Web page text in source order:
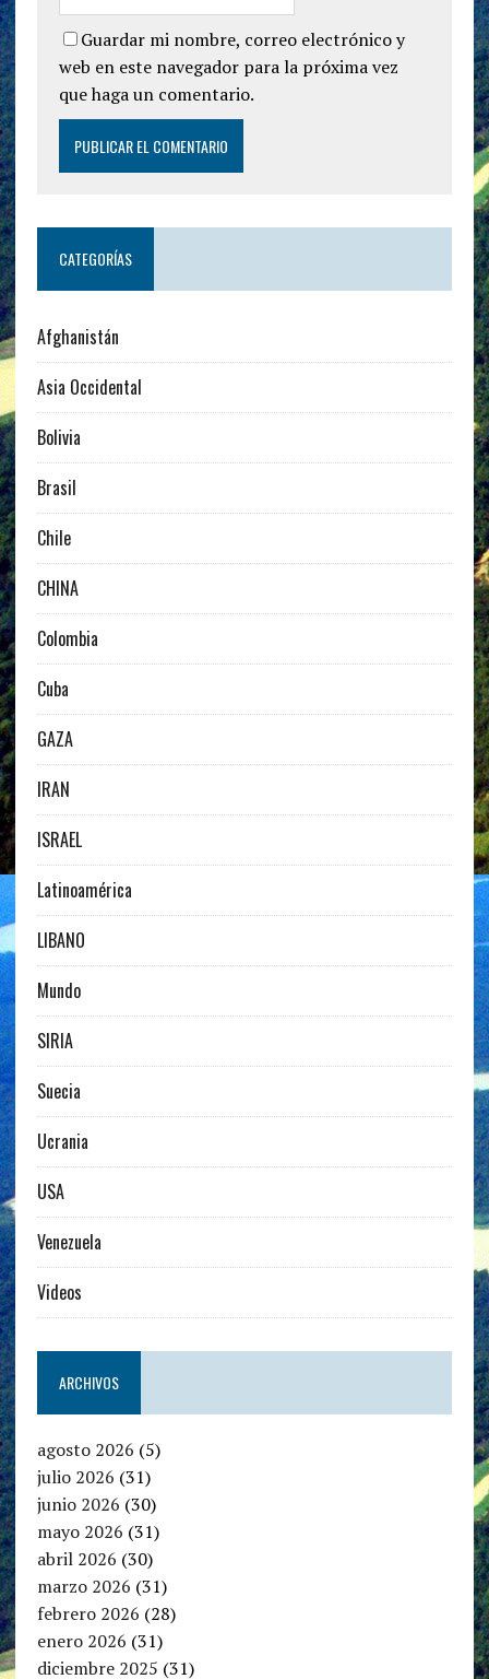
Guardar mi nombre, correo electrónico y
web en este navegador para la próxima vez
que haga un comentario.
CATEGORÍAS
Afghanistán
Asia Occidental
Bolivia
Brasil
Chile
CHINA
Colombia
Cuba
GAZA
IRAN
ISRAEL
Latinoamérica
LIBANO
Mundo
SIRIA
Suecia
Ucrania
USA
Venezuela
Videos
ARCHIVOS
agosto 2026 (5)
julio 2026 (31)
junio 2026 (30)
mayo 2026 (31)
abril 2026 (30)
marzo 2026 (31)
febrero 2026 (28)
enero 2026 (31)
diciembre 2025 (31)